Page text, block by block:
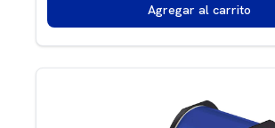
Agregar al carrito